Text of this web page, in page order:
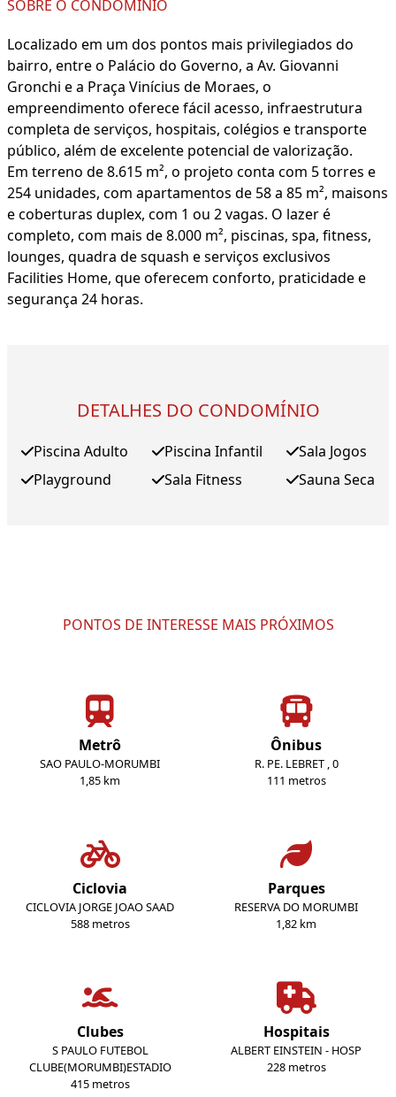
SOBRE O CONDOMÍNIO
Localizado em um dos pontos mais privilegiados do
bairro, entre o Palácio do Governo, a Av. Giovanni
Gronchi e a Praça Vinícius de Moraes, o
empreendimento oferece fácil acesso, infraestrutura
completa de serviços, hospitais, colégios e transporte
público, além de excelente potencial de valorização.
Em terreno de 8.615 m², o projeto conta com 5 torres e
254 unidades, com apartamentos de 58 a 85 m², maisons
e coberturas duplex, com 1 ou 2 vagas. O lazer é
completo, com mais de 8.000 m², piscinas, spa, fitness,
lounges, quadra de squash e serviços exclusivos
Facilities Home, que oferecem conforto, praticidade e
segurança 24 horas.
DETALHES DO CONDOMÍNIO
Piscina Adulto
Playground
Piscina Infantil
Sala Fitness
Sala Jogos
Sauna Seca
PONTOS DE INTERESSE MAIS PRÓXIMOS
Metrô
SAO PAULO-MORUMBI
1,85 km
Ônibus
R. PE. LEBRET , 0
111 metros
Ciclovia
CICLOVIA JORGE JOAO SAAD
588 metros
Parques
RESERVA DO MORUMBI
1,82 km
Clubes
S PAULO FUTEBOL
CLUBE(MORUMBI)ESTADIO
415 metros
Hospitais
ALBERT EINSTEIN - HOSP
228 metros